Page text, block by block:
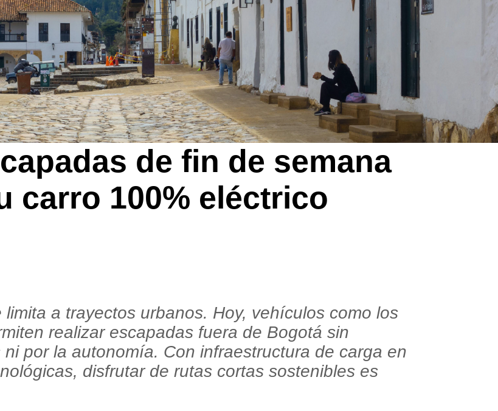
Bono de $2.600.000
Bono de $2.600.000
100% eléctrico
AION ES
2026
Desde $94.990.000
100% eléctrico
AION V
Desde $125.990.000
de fin de semana
carro 100% eléctrico
a trayectos urbanos. Hoy, vehículos como los
realizar escapadas fuera de Bogotá sin
por la autonomía. Con infraestructura de carga en
disfrutar de rutas cortas sostenibles es